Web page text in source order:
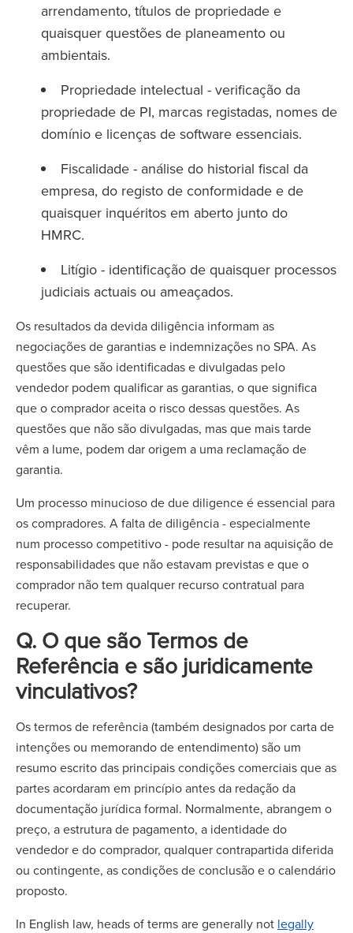
arrendamento, títulos de propriedade e
quaisquer questões de planeamento ou
ambientais.
Propriedade intelectual - verificação da
propriedade de PI, marcas registadas, nomes de
domínio e licenças de software essenciais.
Fiscalidade - análise do historial fiscal da
empresa, do registo de conformidade e de
quaisquer inquéritos em aberto junto do
HMRC.
Litígio - identificação de quaisquer processos
judiciais actuais ou ameaçados.
Os resultados da devida diligência informam as
negociações de garantias e indemnizações no SPA. As
questões que são identificadas e divulgadas pelo
vendedor podem qualificar as garantias, o que significa
que o comprador aceita o risco dessas questões. As
questões que não são divulgadas, mas que mais tarde
vêm a lume, podem dar origem a uma reclamação de
garantia.
Um processo minucioso de due diligence é essencial para
os compradores. A falta de diligência - especialmente
num processo competitivo - pode resultar na aquisição de
responsabilidades que não estavam previstas e que o
comprador não tem qualquer recurso contratual para
recuperar.
Q. O que são Termos de
Referência e são juridicamente
vinculativos?
Os termos de referência (também designados por carta de
intenções ou memorando de entendimento) são um
resumo escrito das principais condições comerciais que as
partes acordaram em princípio antes da redação da
documentação jurídica formal. Normalmente, abrangem o
preço, a estrutura de pagamento, a identidade do
vendedor e do comprador, qualquer contrapartida diferida
ou contingente, as condições de conclusão e o calendário
proposto.
In English law, heads of terms are generally not legally